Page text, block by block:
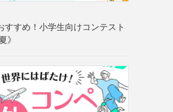
すすめ！小学生向けコンテスト
》